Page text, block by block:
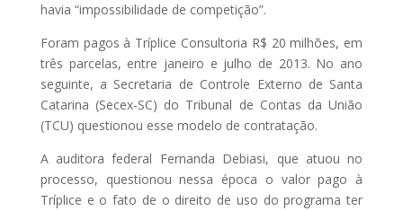
havia “impossibilidade de competição”.
Foram pagos à Tríplice Consultoria R$ 20 milhões, em
três parcelas, entre janeiro e julho de 2013. No ano
seguinte, a Secretaria de Controle Externo de Santa
Catarina (Secex-SC) do Tribunal de Contas da União
(TCU) questionou esse modelo de contratação.
A auditora federal Fernanda Debiasi, que atuou no
processo, questionou nessa época o valor pago à
Tríplice e o fato de o direito de uso do programa ter